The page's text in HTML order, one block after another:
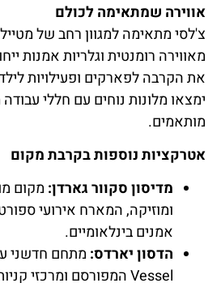
אווירה שמתאימה לכולם
צ'לסי מתאימה למגוון רחב של
מאווירה רומנטית וגלריות אמנות
את הקרבה לפארקים ופעילויות
ימצאו מלונות נוחים עם חללי
מותאמים.
אטרקציות נוספות בקרבת מקום
מדיסון סקוור גארדן: מקום
ומוזיקה, המארח אירועי
אמנים בינלאומיים.
הדסון יארדס: מתחם חדשני
Vessel המפורסם ומרכזי קניות יוקרתיים.